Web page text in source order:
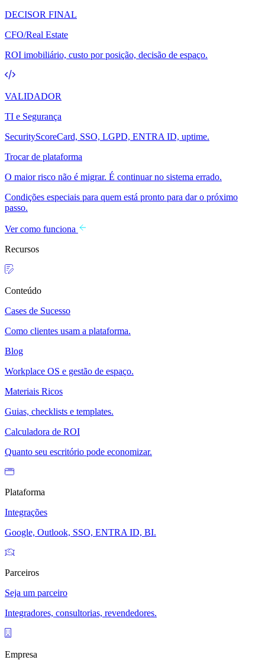
DECISOR FINAL
CFO/Real Estate
ROI imobiliário, custo por posição, decisão de espaço.
VALIDADOR
TI e Segurança
SecurityScoreCard, SSO, LGPD, ENTRA ID, uptime.
Trocar de plataforma
O maior risco não é migrar. É continuar no sistema errado.
Condições especiais para quem está pronto para dar o próximo
passo.
Ver como funciona
Recursos
Conteúdo
Cases de Sucesso
Como clientes usam a plataforma.
Blog
Workplace OS e gestão de espaço.
Materiais Ricos
Guias, checklists e templates.
Calculadora de ROI
Quanto seu escritório pode economizar.
Plataforma
Integrações
Google, Outlook, SSO, ENTRA ID, BI.
Parceiros
Seja um parceiro
Integradores, consultorias, revendedores.
Empresa